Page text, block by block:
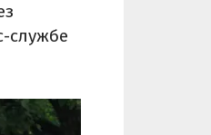
службе